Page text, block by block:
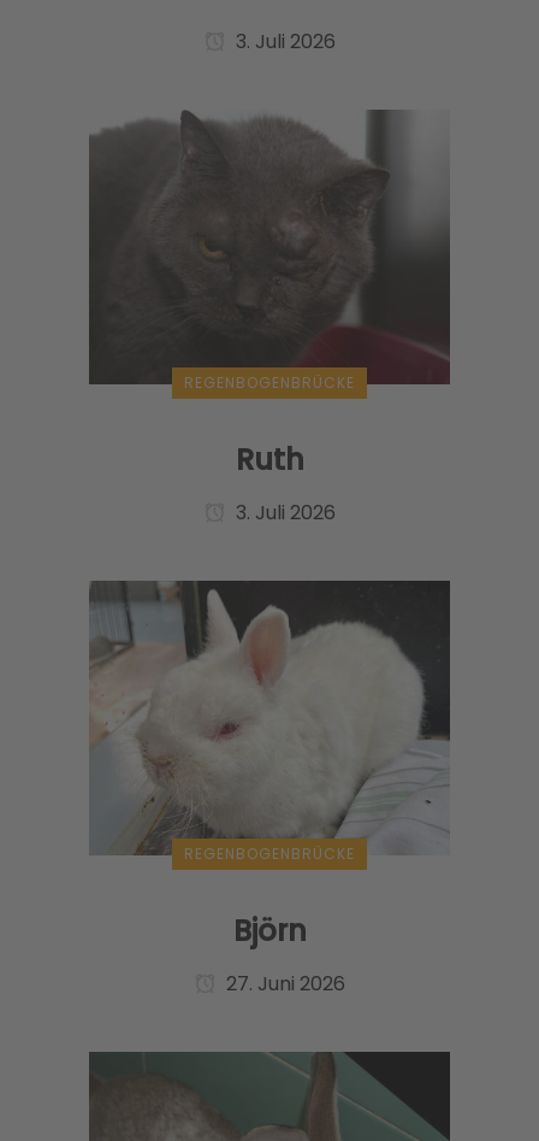
3. Juli 2026
REGENBOGENBRÜCKE
Ruth
3. Juli 2026
REGENBOGENBRÜCKE
Björn
27. Juni 2026